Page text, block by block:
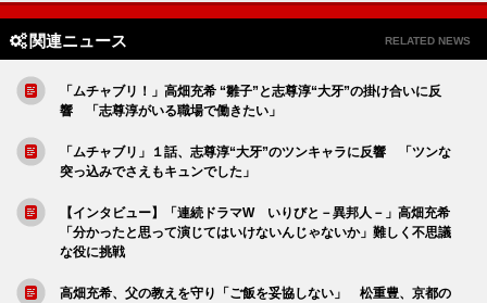
関連ニュース RELATED NEWS
「ムチャブリ！」高畑充希 “雛子”と志尊淳“大牙”の掛け合いに反
響 「志尊淳がいる職場で働きたい」
「ムチャブリ」１話、志尊淳“大牙”のツンキャラに反響 「ツンな
突っ込みでさえもキュンでした」
【インタビュー】「連続ドラマW いりびと－異邦人－」高畑充希
「分かったと思って演じてはいけないんじゃないか」難しく不思議
な役に挑戦
高畑充希、父の教えを守り「ご飯を妥協しない」 松重豊、京都の